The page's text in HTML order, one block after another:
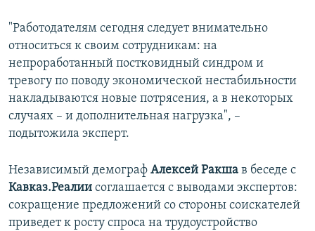
"Работодателям сегодня следует внимательно
относиться к своим сотрудникам: на
непроработанный постковидный синдром и
тревогу по поводу экономической нестабильности
накладываются новые потрясения, а в некоторых
случаях – и дополнительная нагрузка", –
подытожила эксперт.
Независимый демограф Алексей Ракша в беседе с
Кавказ.Реалии соглашается с выводами экспертов:
сокращение предложений со стороны соискателей
приведет к росту спроса на трудоустройство